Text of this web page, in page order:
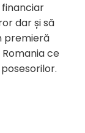
dar și să
premieră
ce